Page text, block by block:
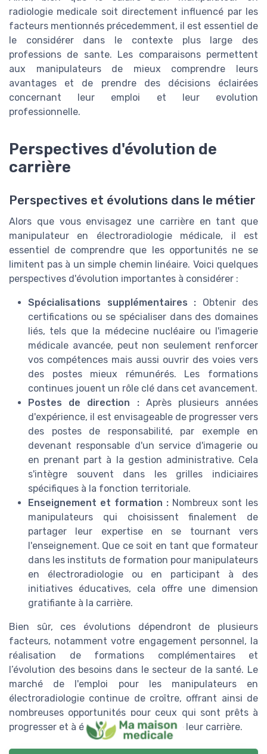
radiologie medicale soit directement influencé par les
facteurs mentionnés précedemment, il est essentiel de
le considérer dans le contexte plus large des
professions de sante. Les comparaisons permettent
aux manipulateurs de mieux comprendre leurs
avantages et de prendre des décisions éclairées
concernant leur emploi et leur evolution
professionnelle.
Perspectives d'évolution de
carrière
Perspectives et évolutions dans le métier
Alors que vous envisagez une carrière en tant que
manipulateur en électroradiologie médicale, il est
essentiel de comprendre que les opportunités ne se
limitent pas à un simple chemin linéaire. Voici quelques
perspectives d'évolution importantes à considérer :
Spécialisations supplémentaires : Obtenir des
certifications ou se spécialiser dans des domaines
liés, tels que la médecine nucléaire ou l'imagerie
médicale avancée, peut non seulement renforcer
vos compétences mais aussi ouvrir des voies vers
des postes mieux rémunérés. Les formations
continues jouent un rôle clé dans cet avancement.
Postes de direction :Après plusieurs années
d'expérience, il est envisageable de progresser vers
des postes de responsabilité, par exemple en
devenant responsable d'un service d'imagerie ou
en prenant part à la gestion administrative. Cela
s'intègre souvent dans les grilles indiciaires
spécifiques à la fonction territoriale.
Enseignement et formation : Nombreux sont les
manipulateurs qui choisissent finalement de
partager leur expertise en se tournant vers
l'enseignement. Que ce soit en tant que formateur
dans les instituts de formation pour manipulateurs
en électroradiologie ou en participant à des
initiatives éducatives, cela offre une dimension
gratifiante à la carrière.
Bien sûr, ces évolutions dépendront de plusieurs
facteurs, notamment votre engagement personnel, la
réalisation de formations complémentaires et
l’évolution des besoins dans le secteur de la santé. Le
marché de l'emploi pour les manipulateurs en
électroradiologie continue de croître, offrant ainsi de
nombreuses opportunités pour ceux qui sont prêts à
progresser et à évoluer tout au long de leur carrière.